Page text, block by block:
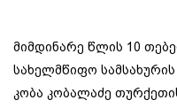
მიმდინარე წლის 10
სახელმწიფო
კობა კობალაძე